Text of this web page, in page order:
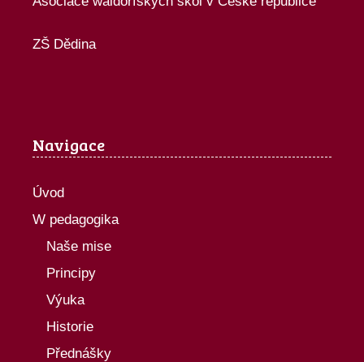
ZŠ Dědina
Navigace
Úvod
W pedagogika
Naše mise
Principy
Výuka
Historie
Přednášky